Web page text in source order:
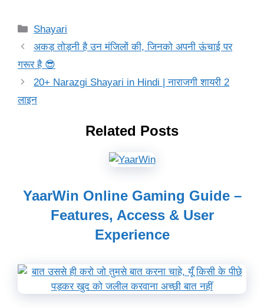
Categories
Shayari
अकड़ तोड़नी है उन मंजिलों की, जिनको अपनी ऊंचाई पर
गरूर है 😎
20+ Narazgi Shayari in Hindi | नाराजगी शायरी 2
लाइन
Related Posts
YaarWin Online Gaming Guide –
Features, Access & User
Experience